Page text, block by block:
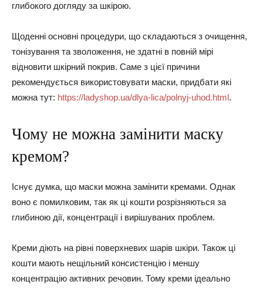
глибокого догляду за шкірою.
Щоденні основні процедури, що складаються з очищення,
тонізування та зволоження, не здатні в повній мірі
відновити шкірний покрив. Саме з цієї причини
рекомендується використовувати маски, придбати які
можна тут: https://ladyshop.ua/dlya-lica/polnyj-uhod.html.
Чому не можна замінити маску
кремом?
Існує думка, що маски можна замінити кремами. Однак
воно є помилковим, так як ці кошти розрізняються за
глибиною дії, концентрації і вирішуваних проблем.
Креми діють на рівні поверхневих шарів шкіри. Також ці
кошти мають нещільний консистенцію і меншу
концентрацію активних речовин. Тому креми ідеально